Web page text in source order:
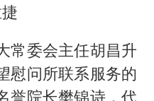
常委会主任胡昌升
慰问所联系服务的
院长樊锦诗，代